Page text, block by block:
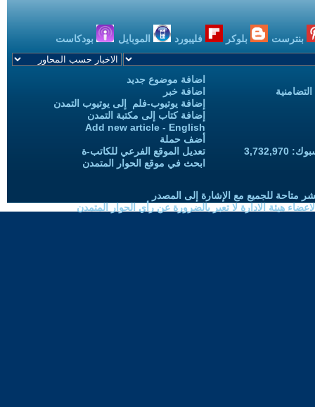
بنترست بلوكر فليبورد الموبايل بودكاست
اضافة موضوع جديد
اضافة خبر
إضافة يوتيوب-فلم إلى يوتيوب التمدن
إضافة كتاب إلى مكتبة التمدن
Add new article - English
أضف حملة
تعديل الموقع الفرعي للكاتب-ة
ابحث في موقع الحوار المتمدن
متاحة للجميع مع الإشارة إلى المصدر
هيئة الادارة لا تعبر بالضرورة عن رأي الحوار المتمدن